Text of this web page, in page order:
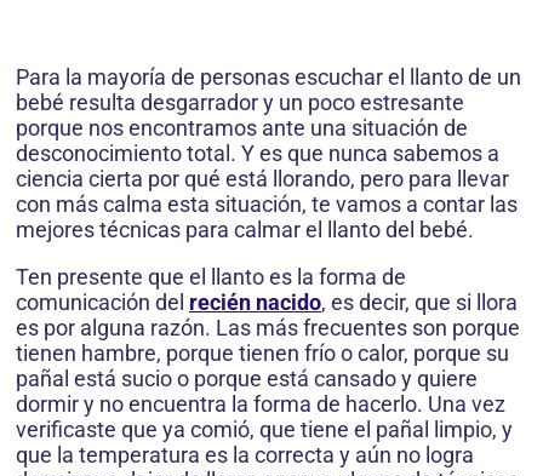
Para la mayoría de personas escuchar el llanto de un
bebé resulta desgarrador y un poco estresante
porque nos encontramos ante una situación de
desconocimiento total. Y es que nunca sabemos a
ciencia cierta por qué está llorando, pero para llevar
con más calma esta situación, te vamos a contar las
mejores técnicas para calmar el llanto del bebé.
Ten presente que el llanto es la forma de
comunicación del recién nacido, es decir, que si llora
es por alguna razón. Las más frecuentes son porque
tienen hambre, porque tienen frío o calor, porque su
pañal está sucio o porque está cansado y quiere
dormir y no encuentra la forma de hacerlo. Una vez
verificaste que ya comió, que tiene el pañal limpio, y
que la temperatura es la correcta y aún no logra